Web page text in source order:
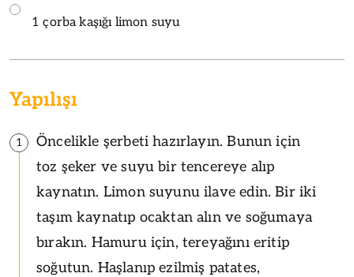
1 çorba kaşığı limon suyu
Yapılışı
1
Öncelikle şerbeti hazırlayın. Bunun için
toz şeker ve suyu bir tencereye alıp
kaynatın. Limon suyunu ilave edin. Bir iki
taşım kaynatıp ocaktan alın ve soğumaya
bırakın. Hamuru için, tereyağını eritip
soğutun. Haşlanıp ezilmiş patates,